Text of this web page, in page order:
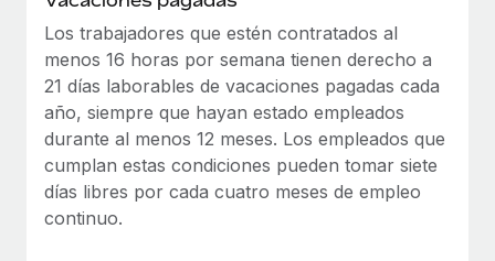
y cumplimiento normativo.
Comprobaciones de antecedentes
Simplifica los procesos de cribado de candidatos.
Cumplimiento normativo
Adelántate a los riesgos de cumplimiento
Nómina global
EOR y PEO
Contractor Management
Impuestos
Los trabajadores que estén contratados al
menos 16 horas por semana tienen derecho a
21 días laborables de vacaciones pagadas cada
año, siempre que hayan estado empleados
durante al menos 12 meses. Los empleados que
cumplan estas condiciones pueden tomar siete
días libres por cada cuatro meses de empleo
continuo.